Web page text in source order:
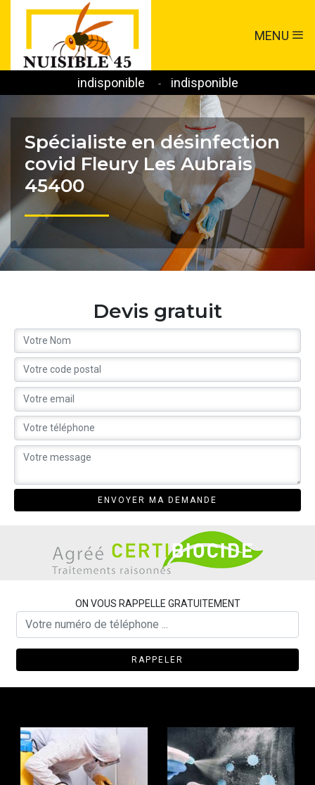
MENU
indisponible - indisponible
Spécialiste en désinfection
covid Fleury Les Aubrais
45400
Devis gratuit
ON VOUS RAPPELLE GRATUITEMENT